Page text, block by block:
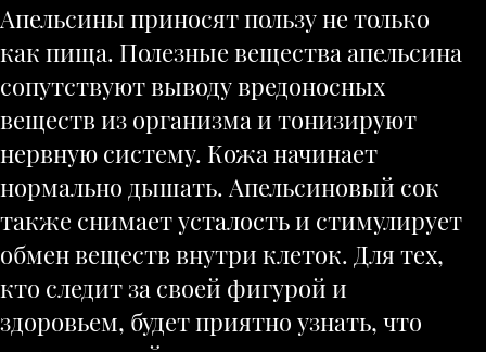
Апельсины приносят пользу не только
как пища. Полезные вещества апельсина
сопутствуют выводу вредоносных
веществ из организма и тонизируют
нервную систему. Кожа начинает
нормально дышать. Апельсиновый сок
также снимает усталость и стимулирует
обмен веществ внутри клеток. Для тех,
кто следит за своей фигурой и
здоровьем, будет приятно узнать, что